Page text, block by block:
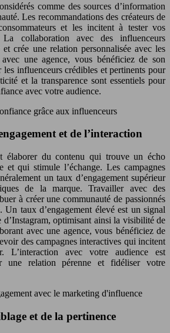
comme des sources d’information
Les recommandations des créateurs de
et les incitent à tester vos
collaboration avec des influenceurs
crée une relation personnalisée avec les
une agence, vous bénéficiez de son
influenceurs crédibles et pertinents pour
et la transparence sont essentiels pour
avec votre audience.
et de l’interaction
élaborer du contenu qui trouve un écho
et qui stimule l’échange. Les campagnes
un taux d’engagement supérieur
de la marque. Travailler avec des
à créer une communauté de passionnés
Un taux d’engagement élevé est un signal
optimisant ainsi la visibilité de
avec une agence, vous bénéficiez de
des campagnes interactives qui incitent
L’interaction avec votre audience est
une relation pérenne et fidéliser votre
et de la pertinence